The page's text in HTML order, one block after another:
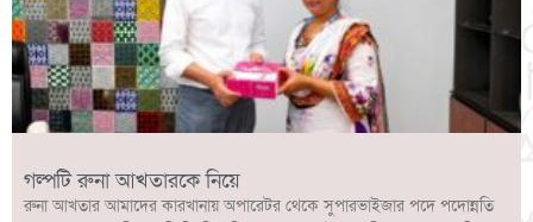
গল্পটি রুনা আখতারকে নিয়ে
রুনা আখতার আমাদের কারখানায় অপারেটর থেকে সুপারভাইজার পদে পদোন্নতি